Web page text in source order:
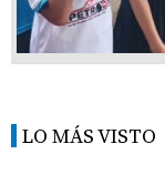
LO MÁS VISTO